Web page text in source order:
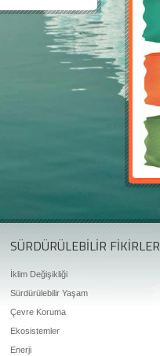
SÜRDÜRÜLEBİLİR FİKİRLER
İklim Değişikliği
Sürdürülebilir Yaşam
Çevre Koruma
Ekosistemler
Enerji